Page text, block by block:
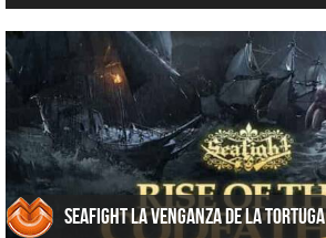
Seafight La venganza de la tortuga